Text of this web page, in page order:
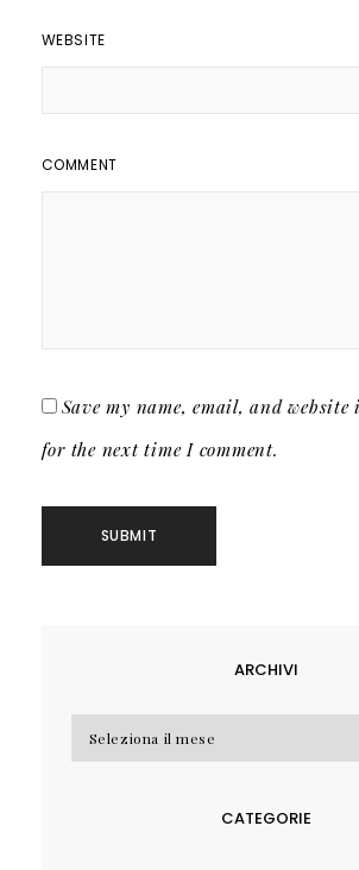
WEBSITE
COMMENT
Save my name, email, and
for the next time I comment.
ARCHIVI
Archivi
CATEGORIE